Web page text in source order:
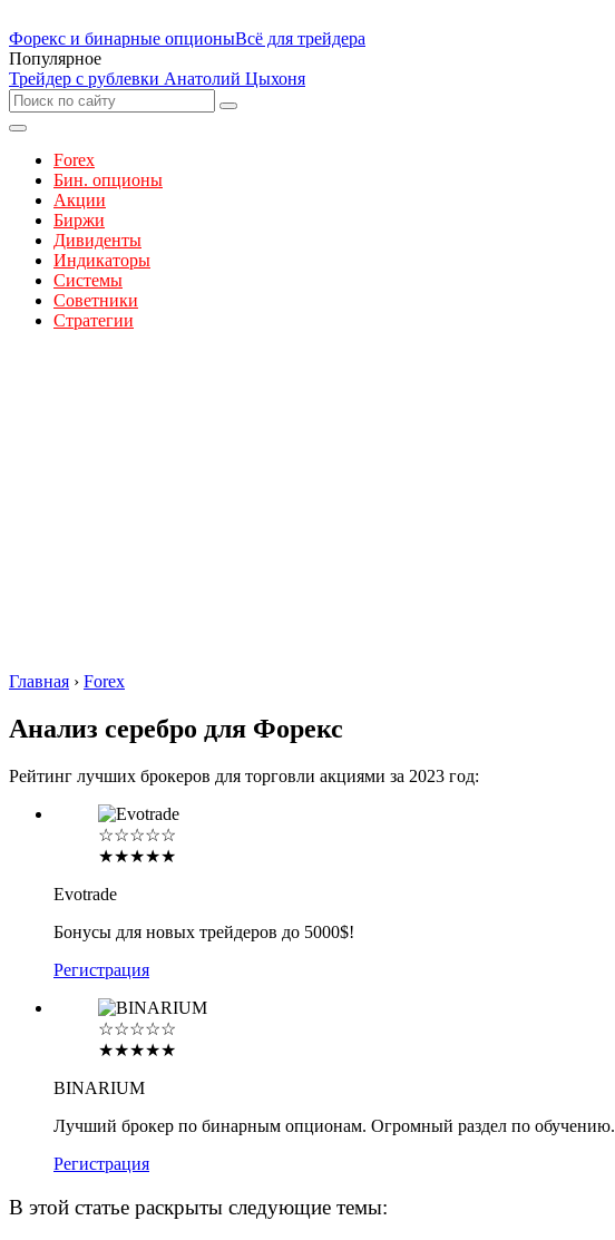
Форекс и бинарные опционыВсё для трейдера
Популярное
Трейдер с рублевки Анатолий Цыхоня
Forex
Бин. опционы
Акции
Биржи
Дивиденты
Индикаторы
Системы
Советники
Стратегии
Главная › Forex
Анализ серебро для Форекс
Рейтинг лучших брокеров для торговли акциями за 2023 год:
☆☆☆☆☆
★★★★★
Evotrade
Бонусы для новых трейдеров до 5000$!
Регистрация
☆☆☆☆☆
★★★★★
BINARIUM
Лучший брокер по бинарным опционам. Огромный раздел по обучению.
Регистрация
В этой статье раскрыты следующие темы: